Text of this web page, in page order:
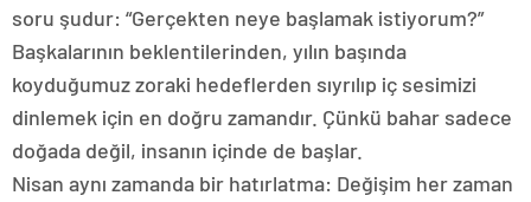
soru şudur: “Gerçekten neye başlamak istiyorum?”
Başkalarının beklentilerinden, yılın başında
koyduğumuz zoraki hedeflerden sıyrılıp iç sesimizi
dinlemek için en doğru zamandır. Çünkü bahar sadece
doğada değil, insanın içinde de başlar.
Nisan aynı zamanda bir hatırlatma: Değişim her zaman